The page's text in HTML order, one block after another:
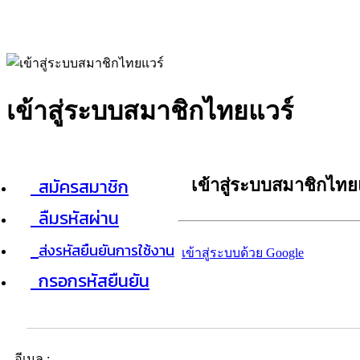
เข้าสู่ระบบสมาชิกไทยแวร์
สมัครสมาชิก
ลืมรหัสผ่าน
ส่งรหัสยืนยันการใช้งาน
กรอกรหัสยืนยัน
เข้าสู่ระบบสมาชิกไท
เข้าสู่ระบบด้วย Google